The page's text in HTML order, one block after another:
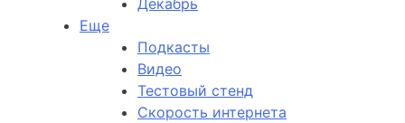
Декабрь
Еще
Подкасты
Видео
Тестовый стенд
Скорость интернета